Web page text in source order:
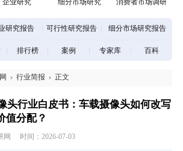
企业研究 细分市场研究 消费者市场调研
研究报告 可行性研究报告 细分市场研究报告
排行榜 案例 专家库 百科
行业简报 正文
头行业白皮书：车载摄像头如何改写
值分配？
网 时间：2026-07-03